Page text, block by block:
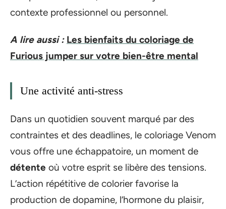
contexte professionnel ou personnel.
A lire aussi : Les bienfaits du coloriage de
Furious jumper sur votre bien-être mental
Une activité anti-stress
Dans un quotidien souvent marqué par des
contraintes et des deadlines, le coloriage Venom
vous offre une échappatoire, un moment de
détente où votre esprit se libère des tensions.
L’action répétitive de colorier favorise la
production de dopamine, l’hormone du plaisir,